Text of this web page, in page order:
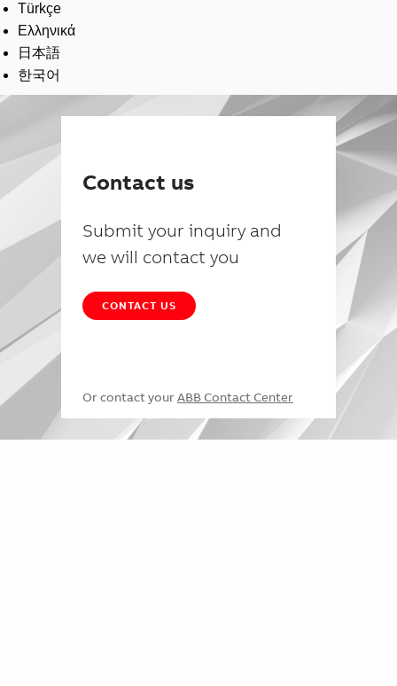
Türkçe
Ελληνικά
日本語
한국어
Contact us
Submit your inquiry and
we will contact you
CONTACT US
Or contact your ABB Contact Center